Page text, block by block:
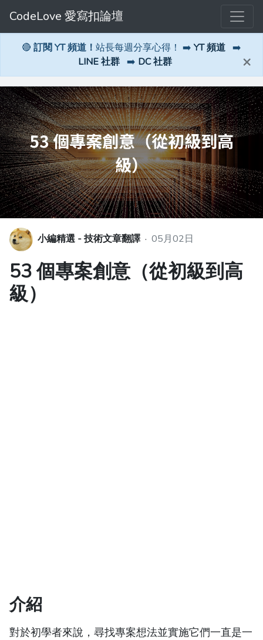
CodeLove 愛寫扣論壇
🔴 訂閱 YT 頻道！ 站長每週分享心得！ ➡️ YT 頻道 ➡️
LINE 社群 ➡️ DC 社群 ×
小編精選 - 技術文章翻譯 · 05月02日
53 個專案創意（從初級到高
級）
介紹
對於初學者來說，尋找專案想法並實施它們一直是一